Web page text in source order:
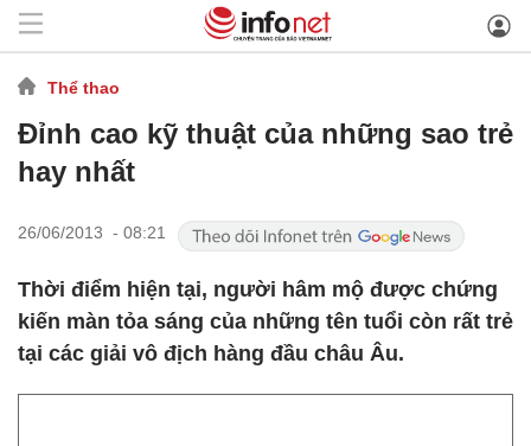
Thể thao
Đỉnh cao kỹ thuật của những sao trẻ
hay nhất
26/06/2013 - 08:21
Thời điểm hiện tại, người hâm mộ được chứng
kiến màn tỏa sáng của những tên tuổi còn rất trẻ
tại các giải vô địch hàng đầu châu Âu.